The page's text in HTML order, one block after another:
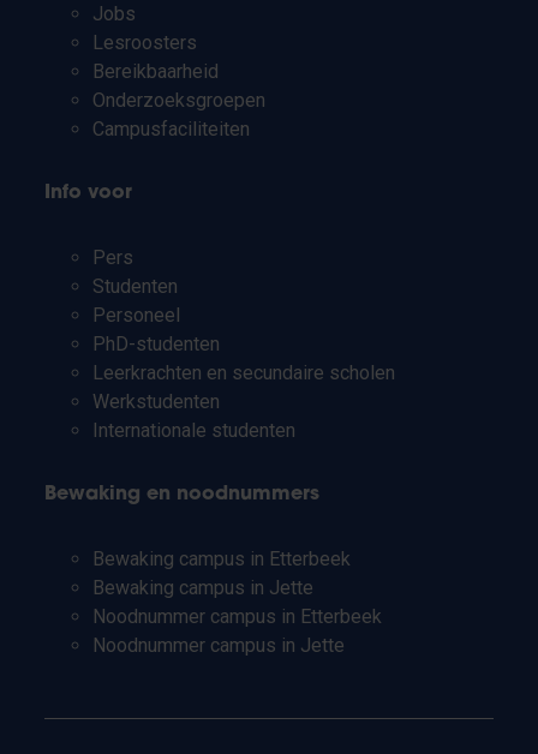
Jobs
Lesroosters
Bereikbaarheid
Onderzoeksgroepen
Campusfaciliteiten
Info voor
Pers
Studenten
Personeel
PhD-studenten
Leerkrachten en secundaire scholen
Werkstudenten
Internationale studenten
Bewaking en noodnummers
Bewaking campus in Etterbeek
Bewaking campus in Jette
Noodnummer campus in Etterbeek
Noodnummer campus in Jette